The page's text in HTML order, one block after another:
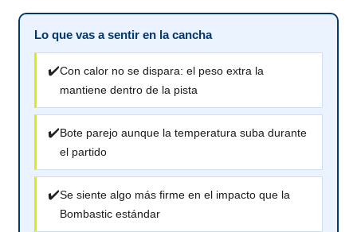
Lo que vas a sentir en la cancha
✔️Con calor no se dispara: el peso extra la
mantiene dentro de la pista
✔️Bote parejo aunque la temperatura suba durante
el partido
✔️Se siente algo más firme en el impacto que la
Bombastic estándar